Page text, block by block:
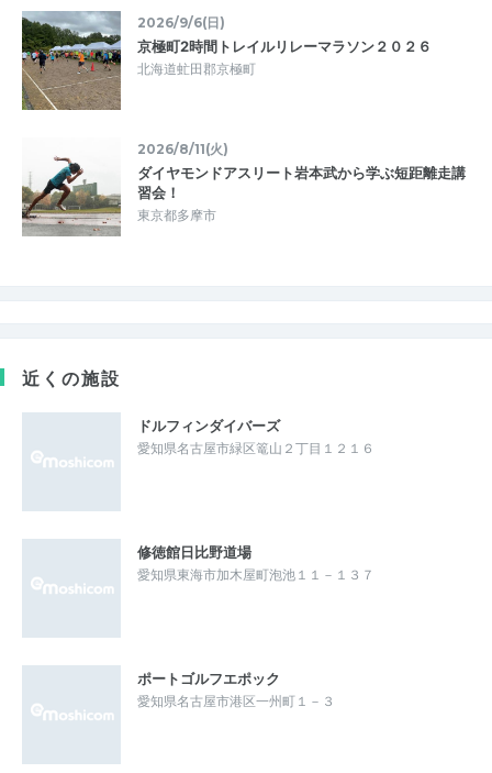
2026/9/6(日)
京極町2時間トレイルリレーマラソン２０２６
北海道虻田郡京極町
2026/8/11(火)
ダイヤモンドアスリート岩本武から学ぶ短距離走講
習会！
東京都多摩市
近くの施設
ドルフィンダイバーズ
愛知県名古屋市緑区篭山２丁目１２１６
修徳館日比野道場
愛知県東海市加木屋町泡池１１－１３７
ポートゴルフエポック
愛知県名古屋市港区一州町１－３